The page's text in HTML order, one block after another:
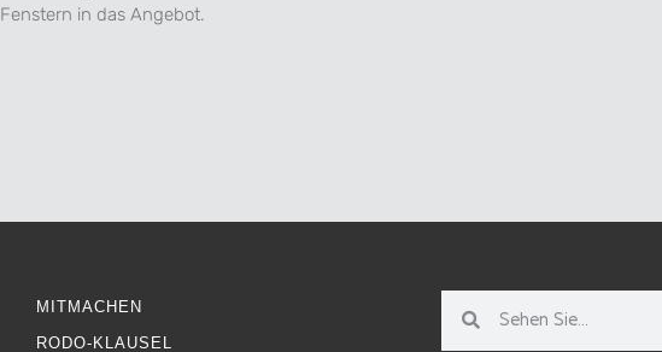
Fenstern in das Angebot.
MITMACHEN
RODO-KLAUSEL